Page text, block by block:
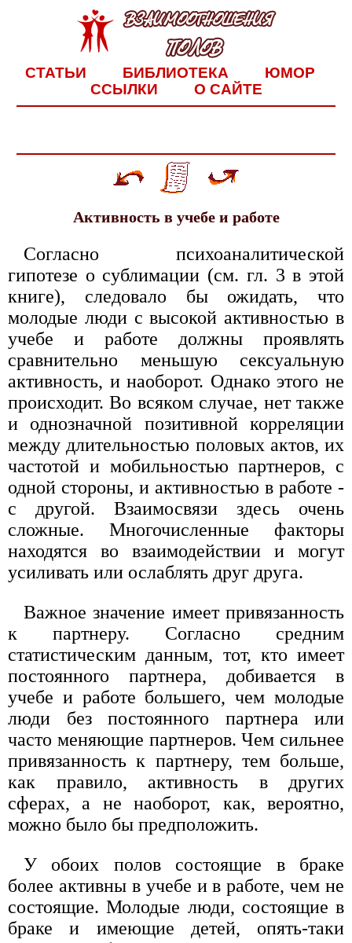
СТАТЬИ БИБЛИОТЕКА
ЮМОР
ССЫЛКИ
О САЙТЕ
Активность в учебе и работе
Согласно психоаналитической
гипотезе о сублимации (см. гл. 3 в этой
книге), следовало бы ожидать, что
молодые люди с высокой активностью в
учебе и работе должны проявлять
сравнительно меньшую сексуальную
активность, и наоборот. Однако этого не
происходит. Во всяком случае, нет также
и однозначной позитивной корреляции
между длительностью половых актов, их
частотой и мобильностью партнеров, с
одной стороны, и активностью в работе -
с другой. Взаимосвязи здесь очень
сложные. Многочисленные факторы
находятся во взаимодействии и могут
усиливать или ослаблять друг друга.
Важное значение имеет привязанность
к партнеру. Согласно средним
статистическим данным, тот, кто имеет
постоянного партнера, добивается в
учебе и работе большего, чем молодые
люди без постоянного партнера или
часто меняющие партнеров. Чем сильнее
привязанность к партнеру, тем больше,
как правило, активность в других
сферах, а не наоборот, как, вероятно,
можно было бы предположить.
У обоих полов состоящие в браке
более активны в учебе и в работе, чем не
состоящие. Молодые люди, состоящие в
браке и имеющие детей, опять-таки